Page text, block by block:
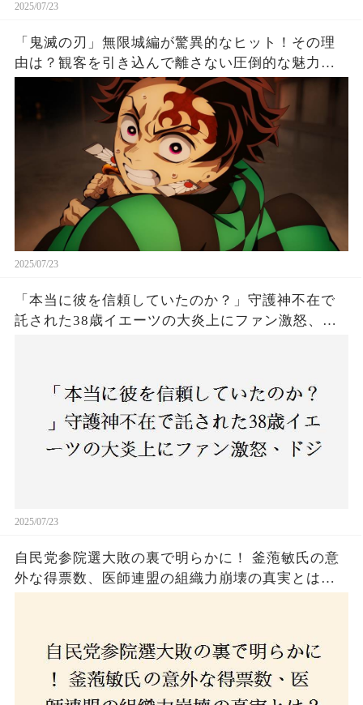
2025/07/23
「鬼滅の刃」無限城編が驚異的なヒット！その理
由は？観客を引き込んで離さない圧倒的な魅力と
2025/07/23
「本当に彼を信頼していたのか？」守護神不在で
託された38歳イエーツの大炎上にファン激怒、ド
2025/07/23
自民党参院選大敗の裏で明らかに！ 釜萢敏氏の意
外な得票数、医師連盟の組織力崩壊の真実とは？